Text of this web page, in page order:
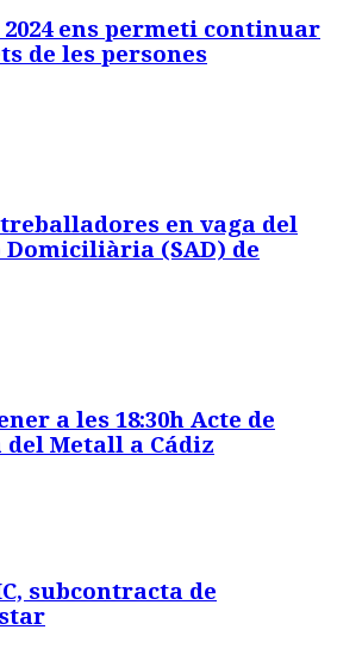
ens permeti continuar
de les persones
en vaga del
Domiciliària (SAD) de
a les 18:30h Acte de
del Metall a Cádiz
subcontracta de